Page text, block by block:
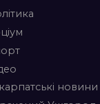
новини